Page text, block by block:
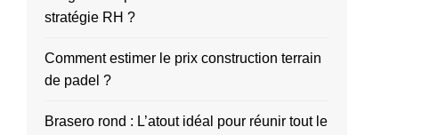
stratégie RH ?
Comment estimer le prix construction terrain
de padel ?
Brasero rond : L’atout idéal pour réunir tout le